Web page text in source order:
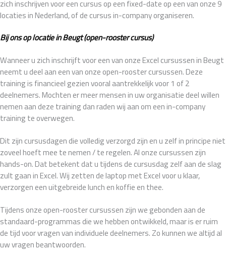
zich inschrijven voor een cursus op een fixed-date op een van onze 9
locaties in Nederland, of de cursus in-company organiseren.
Bij ons op locatie in Beugt (open-rooster cursus)
Wanneer u zich inschrijft voor een van onze Excel cursussen in Beugt
neemt u deel aan een van onze open-rooster cursussen. Deze
training is financieel gezien vooral aantrekkelijk voor 1 of 2
deelnemers. Mochten er meer mensen in uw organisatie deel willen
nemen aan deze training dan raden wij aan om een in-company
training te overwegen.
Dit zijn cursusdagen die volledig verzorgd zijn en u zelf in principe niet
zoveel hoeft mee te nemen / te regelen. Al onze cursussen zijn
hands-on. Dat betekent dat u tijdens de cursusdag zelf aan de slag
zult gaan in Excel. Wij zetten de laptop met Excel voor u klaar,
verzorgen een uitgebreide lunch en koffie en thee.
Tijdens onze open-rooster cursussen zijn we gebonden aan de
standaard-programmas die we hebben ontwikkeld, maar is er ruim
de tijd voor vragen van individuele deelnemers. Zo kunnen we altijd al
uw vragen beantwoorden.